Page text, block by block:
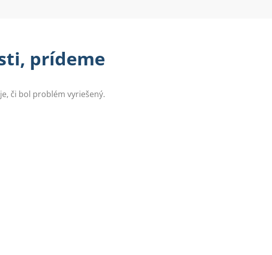
prídeme
či bol problém vyriešený.